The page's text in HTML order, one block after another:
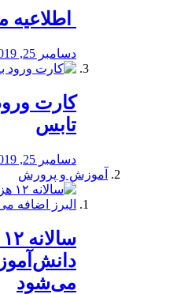
اطلاعیه
دسامبر 25, 2019
کارت
تابس
دسامبر 25, 2019
آموزش و پرورش
می‌شود